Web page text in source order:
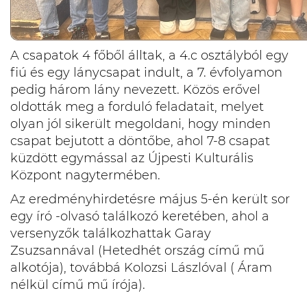
A csapatok 4 főből álltak, a 4.c osztályból egy
fiú és egy lánycsapat indult, a 7. évfolyamon
pedig három lány nevezett. Közös erővel
oldották meg a forduló feladatait, melyet
olyan jól sikerült megoldani, hogy minden
csapat bejutott a döntőbe, ahol 7-8 csapat
küzdött egymással az Újpesti Kulturális
Központ nagytermében.
Az eredményhirdetésre május 5-én került sor
egy író -olvasó találkozó keretében, ahol a
versenyzők találkozhattak Garay
Zsuzsannával (Hetedhét ország című mű
alkotója), továbbá Kolozsi Lászlóval ( Áram
nélkül című mű írója).